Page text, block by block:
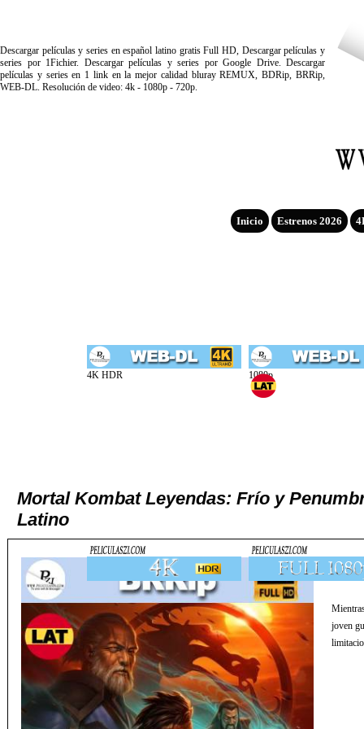
Descargar películas y series en español latino gratis Full HD, Descargar películas y
series por 1Fichier. Descargar películas y series por Google Drive. Descargar
películas y series en 1 link en la mejor calidad bluray REMUX, BDRip, BRRip,
WEB-DL. Resolución de video: 4k - 1080p - 720p.
Inicio Estrenos 2026
Mortal Kombat Leyendas: Frío y
Latino
joven